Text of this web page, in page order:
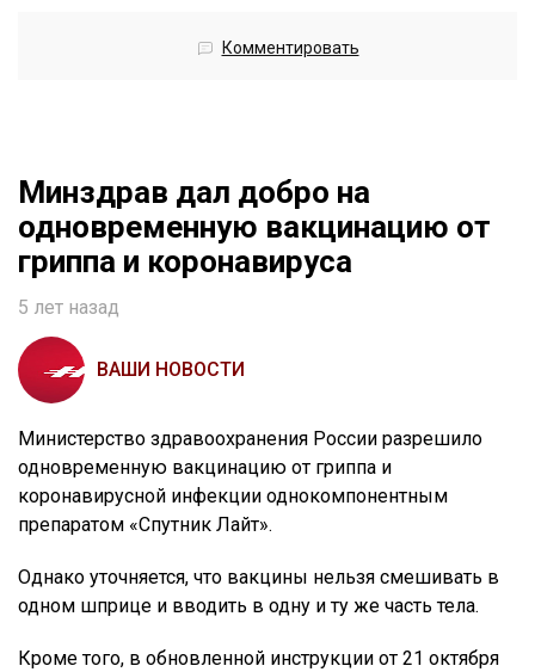
Комментировать
Минздрав дал добро на
одновременную вакцинацию от
гриппа и коронавируса
5 лет назад
ВАШИ НОВОСТИ
Министерство здравоохранения России разрешило
одновременную вакцинацию от гриппа и
коронавирусной инфекции однокомпонентным
препаратом «Спутник Лайт».
Однако уточняется, что вакцины нельзя смешивать в
одном шприце и вводить в одну и ту же часть тела.
Кроме того, в обновленной инструкции от 21 октября